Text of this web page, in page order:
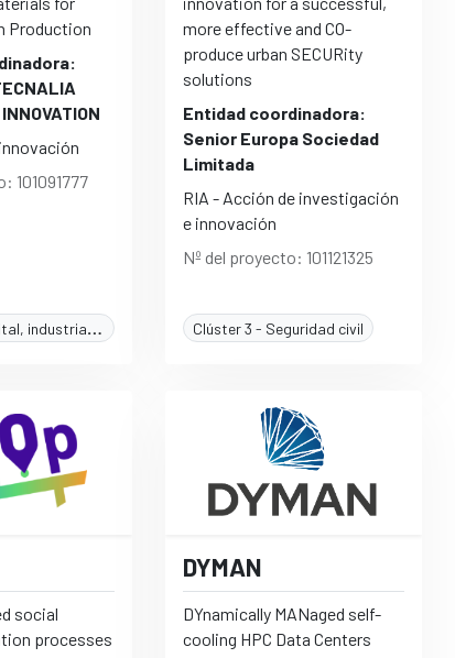
Production
101091777
more effective and CO-
produce urban SECURity
solutions
Entidad coordinadora:
Senior Europa Sociedad
Limitada
RIA - Acción de investigación
e innovación
Nº del proyecto: 101121325
Clúster 3 - Seguridad civil
social
processes
DYMAN
DYnamically MANaged self-
cooling HPC Data Centers